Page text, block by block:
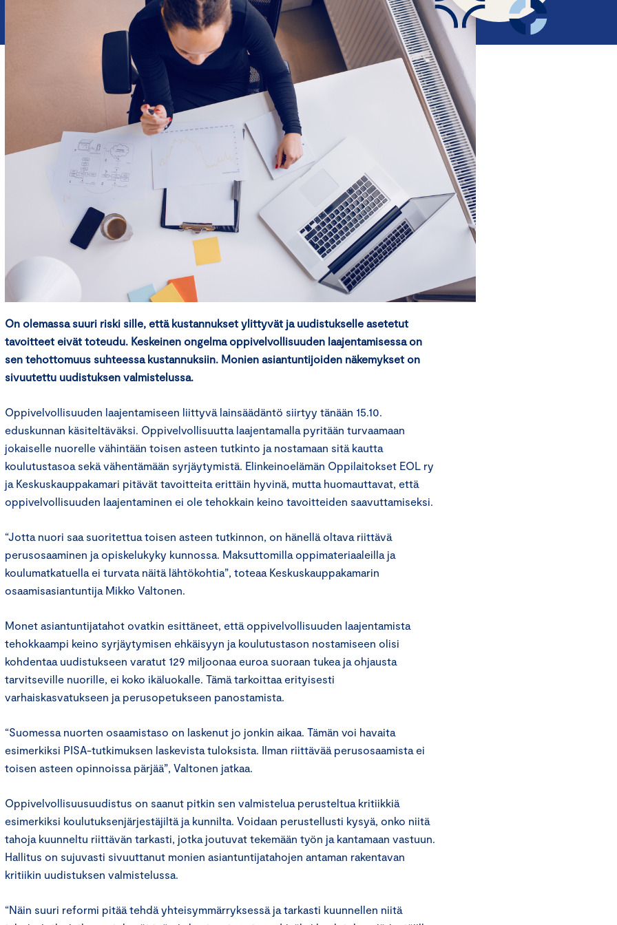
On olemassa suuri riski sille, että kustannukset ylittyvät ja uudistukselle asetetut
tavoitteet eivät toteudu. Keskeinen ongelma oppivelvollisuuden laajentamisessa on
sen tehottomuus suhteessa kustannuksiin. Monien asiantuntijoiden näkemykset on
sivuutettu uudistuksen valmistelussa.
Oppivelvollisuuden laajentamiseen liittyvä lainsäädäntö siirtyy tänään 15.10.
eduskunnan käsiteltäväksi. Oppivelvollisuutta laajentamalla pyritään turvaamaan
jokaiselle nuorelle vähintään toisen asteen tutkinto ja nostamaan sitä kautta
koulutustasoa sekä vähentämään syrjäytymistä. Elinkeinoelämän Oppilaitokset EOL ry
ja Keskuskauppakamari pitävät tavoitteita erittäin hyvinä, mutta huomauttavat, että
oppivelvollisuuden laajentaminen ei ole tehokkain keino tavoitteiden saavuttamiseksi.
“Jotta nuori saa suoritettua toisen asteen tutkinnon, on hänellä oltava riittävä
perusosaaminen ja opiskelukyky kunnossa. Maksuttomilla oppimateriaaleilla ja
koulumatkatuella ei turvata näitä lähtökohtia”, toteaa Keskuskauppakamarin
osaamisasiantuntija Mikko Valtonen.
Monet asiantuntijatahot ovatkin esittäneet, että oppivelvollisuuden laajentamista
tehokkaampi keino syrjäytymisen ehkäisyyn ja koulutustason nostamiseen olisi
kohdentaa uudistukseen varatut 129 miljoonaa euroa suoraan tukea ja ohjausta
tarvitseville nuorille, ei koko ikäluokalle. Tämä tarkoittaa erityisesti
varhaiskasvatukseen ja perusopetukseen panostamista.
“Suomessa nuorten osaamistaso on laskenut jo jonkin aikaa. Tämän voi havaita
esimerkiksi PISA-tutkimuksen laskevista tuloksista. Ilman riittävää perusosaamista ei
toisen asteen opinnoissa pärjää”, Valtonen jatkaa.
Oppivelvollisuusuudistus on saanut pitkin sen valmistelua perusteltua kritiikkiä
esimerkiksi koulutuksenjärjestäjiltä ja kunnilta. Voidaan perustellusti kysyä, onko niitä
tahoja kuunneltu riittävän tarkasti, jotka joutuvat tekemään työn ja kantamaan vastuun.
Hallitus on sujuvasti sivuuttanut monien asiantuntijatahojen antaman rakentavan
kritiikin uudistuksen valmistelussa.
“Näin suuri reformi pitää tehdä yhteisymmärryksessä ja tarkasti kuunnellen niitä